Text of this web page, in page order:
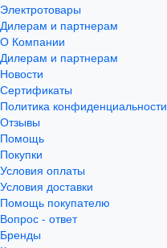
Электротовары
Дилерам и партнерам
О Компании
Дилерам и партнерам
Новости
Сертификаты
Политика конфиденциальности
Отзывы
Помощь
Покупки
Условия оплаты
Условия доставки
Помощь покупателю
Вопрос - ответ
Бренды